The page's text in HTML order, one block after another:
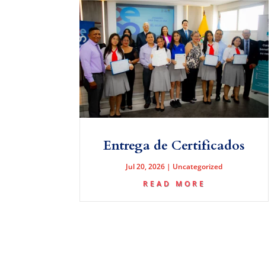
Entrega de Certificados
Jul 20, 2026 | Uncategorized
READ MORE